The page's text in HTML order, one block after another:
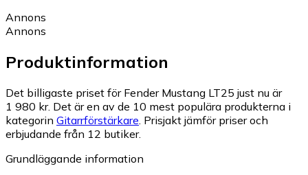
Annons
Annons
Produktinformation
Det billigaste priset för Fender Mustang LT25 just nu är
1 980 kr. Det är en av de 10 mest populära produkterna i
kategorin Gitarrförstärkare Prisjakt jämför priser och
erbjudande från 12 butiker.
Grundläggande information